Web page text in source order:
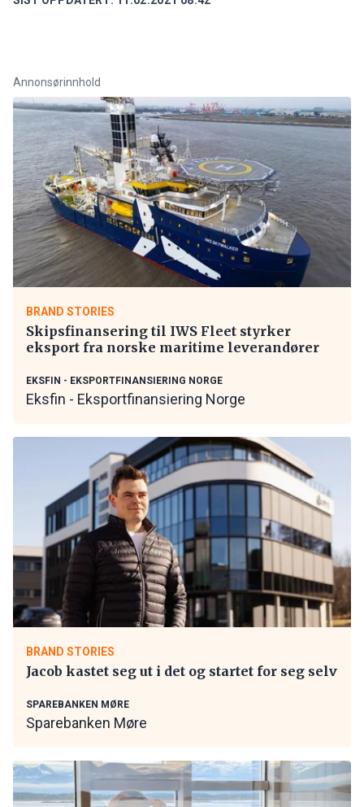
Annonsørinnhold
BRAND STORIES
Skipsfinansering til IWS Fleet styrker
eksport fra norske maritime leverandører
EKSFIN - EKSPORTFINANSIERING NORGE
Eksfin - Eksportfinansiering Norge
BRAND STORIES
Jacob kastet seg ut i det og startet for seg selv
SPAREBANKEN MØRE
Sparebanken Møre